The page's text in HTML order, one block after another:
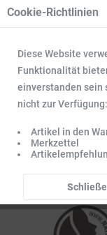
Cookie-Richtlinien
Diese Website
Funktionalität
einverstanden sein
nicht zur Verfügung:
Artikel in den
Merkzettel